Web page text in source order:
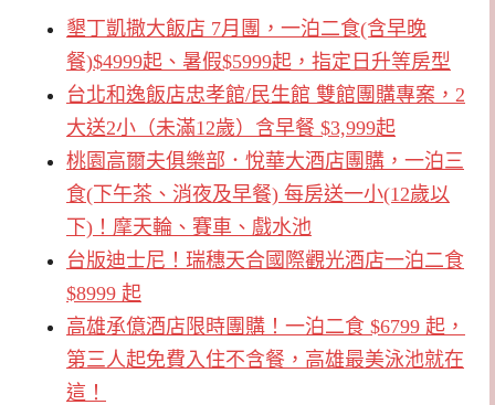
墾丁凱撒大飯店 7月團，一泊二食(含早晚
餐)$4999起、暑假$5999起，指定日升等房型
台北和逸飯店忠孝館/民生館 雙館團購專案，2
大送2小（未滿12歲）含早餐 $3,999起
桃園高爾夫俱樂部．悅華大酒店團購，一泊三
食(下午茶、消夜及早餐) 每房送一小(12歲以
下)！摩天輪、賽車、戲水池
台版迪士尼！瑞穗天合國際觀光酒店一泊二食
$8999 起
高雄承億酒店限時團購！一泊二食 $6799 起，
第三人起免費入住不含餐，高雄最美泳池就在
這！